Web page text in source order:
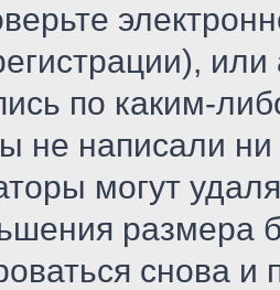
по каким-
не написали
могут
размера
снова и